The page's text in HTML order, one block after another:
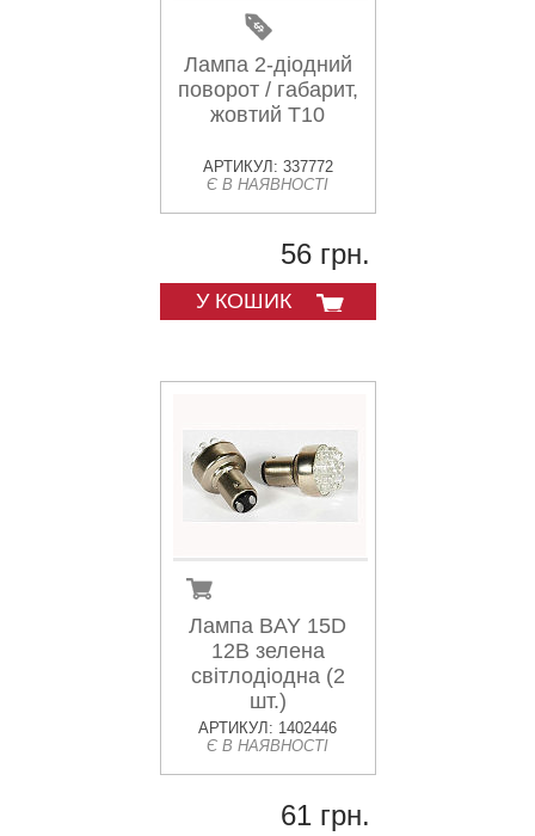
Лампа 2-діодний
поворот / габарит,
жовтий T10
АРТИКУЛ: 337772
Є В НАЯВНОСТІ
56 грн.
У КОШИК
Лампа BAY 15D
12В зелена
світлодіодна (2
шт.)
АРТИКУЛ: 1402446
Є В НАЯВНОСТІ
61 грн.